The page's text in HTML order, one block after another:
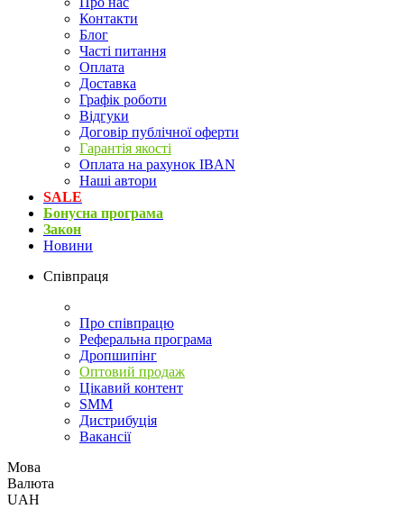
Контакти
Блог
Часті питання
Оплата
Доставка
Графік роботи
Відгуки
Договір публічної оферти
Гарантія якості
Оплата на рахунок IBAN
Наші автори
SALE
Бонусна програма
Закон
Новини
Співпраця
Про співпрацю
Реферальна програма
Дропшипінг
Оптовий продаж
Цікавий контент
SMM
Дистрибуція
Вакансії
Мова
Валюта
UAH